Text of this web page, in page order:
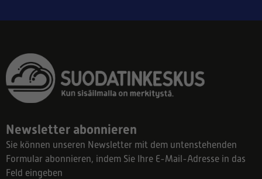
Newsletter abonnieren
Sie können unseren Newsletter mit dem untenstehenden
Formular abonnieren, indem Sie Ihre E-Mail-Adresse in das
Feld eingeben